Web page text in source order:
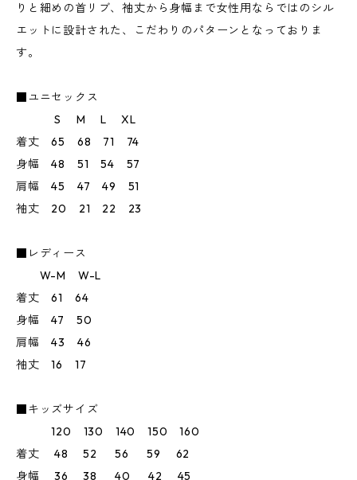
りと細めの首リブ、袖丈から身幅まで女性用ならではのシル
エットに設計された、こだわりのパターンとなっておりま
す。
■ユニセックス
S M L XL
着丈 65 68 71 74
身幅 48 51 54 57
肩幅 45 47 49 51
袖丈 20 21 22 23
■レディース
W-M W-L
着丈 61 64
身幅 47 50
肩幅 43 46
袖丈 16 17
■キッズサイズ
120 130 140 150 160
着丈 48 52 56 59 62
身幅 36 38 40 42 45